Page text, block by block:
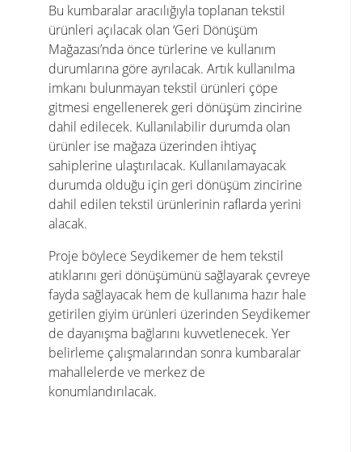
Bu kumbaralar aracılığıyla toplanan tekstil
ürünleri açılacak olan ‘Geri Dönüşüm
Mağazası’nda önce türlerine ve kullanım
durumlarına göre ayrılacak. Artık kullanılma
imkanı bulunmayan tekstil ürünleri çöpe
gitmesi engellenerek geri dönüşüm zincirine
dahil edilecek. Kullanılabilir durumda olan
ürünler ise mağaza üzerinden ihtiyaç
sahiplerine ulaştırılacak. Kullanılamayacak
durumda olduğu için geri dönüşüm zincirine
dahil edilen tekstil ürünlerinin raflarda yerini
alacak.
Proje böylece Seydikemer de hem tekstil
atıklarını geri dönüşümünü sağlayarak çevreye
fayda sağlayacak hem de kullanıma hazır hale
getirilen giyim ürünleri üzerinden Seydikemer
de dayanışma bağlarını kuvvetlenecek. Yer
belirleme çalışmalarından sonra kumbaralar
mahallelerde ve merkez de
konumlandırılacak.